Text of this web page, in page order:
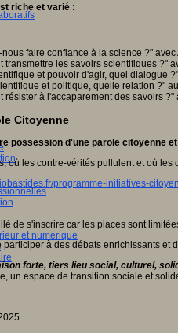
et numérique
riche et varié :
faire confiance à la science ?"
transmettre les savoirs scientifiques ?"
et pouvoir d'agir, quel dialogue
et politique, quelle relation ?"
résister à l'accaparement des savoirs ?"
Citoyenne
possession d'une parole citoyenne et
où les contre-vérités pullulent et où
programme-initiatives-
de s'inscrire car les places sont
à des débats enrichissants
forte, tiers lieu social, culturel,
un espace de transition sociale et